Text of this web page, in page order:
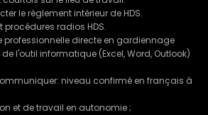
le règlement intérieur de HDS.
procédures radios HDS.
professionnelle directe en gardiennage
l'outil informatique (Excel, Word, Outlook)
niveau confirmé en français à
et de travail en autonomie ;